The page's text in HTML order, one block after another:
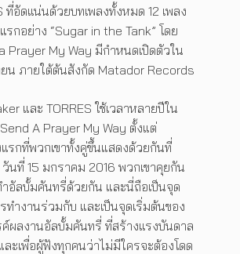
ที่อัดแน่นด้วยบทเพลงทั้งหมด 12 เพลง
รกอย่าง “Sugar in the Tank” โดย
Prayer My Way มีกำหนดเปิดตัวใน
น ภายใต้ต้นสังกัด Matador Records
และ TORRES ใช้เวลาหลายปีใน
A Prayer My Way ตั้งแต่
รกที่พวกเขาทั้งคู่ขึ้นแสดงด้วยกันที่
นที่ 15 มกราคม 2016 พวกเขาคุยกัน
อัลบั้มคันทรี่ด้วยกัน และนี่ถือเป็นจุด
ทำงานร่วมกับ และเป็นจุดเริ่มต้นของ
ผลงานอัลบั้มคันทรี่ ที่สร้างแรงบันดาล
ละเพื่อผู้ฟังทุกคนว่าไม่มีใครจะต้องโดด